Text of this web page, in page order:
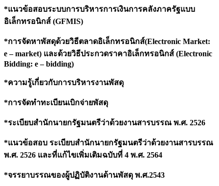
*แนวข้อสอบระบบการบริหารการเงินการคลังภาครัฐแบบ
อิเล็กทรอนิกส์ (GFMIS)
*การจัดหาพัสดุด้วยวิธีตลาดอิเล็กทรอนิกส์(Electronic Market:
e – market) และด้วยวิธีประกวดราคาอิเล็กทรอนิกส์ (Electronic
Bidding: e – bidding)
*ความรู้เกี่ยวกับการบริหารงานพัสดุ
*การจัดทำทะเบียนเบิกจ่ายพัสดุ
*ระเบียบสำนักนายกรัฐมนตรีว่าด้วยงานสารบรรณ พ.ศ. 2526
*แนวข้อสอบ ระเบียบสำนักนายกรัฐมนตรีว่าด้วยงานสารบรรณ
พ.ศ. 2526 และที่แก้ไขเพิ่มเติมฉบับที่ 4 พ.ศ. 2564
*จรรยาบรรณของผู้ปฏิบัติงานด้านพัสดุ พ.ศ.2543